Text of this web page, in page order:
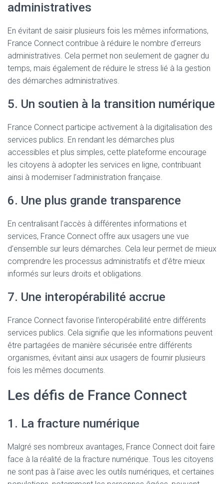
administratives
En évitant de saisir plusieurs fois les mêmes informations,
France Connect contribue à réduire le nombre d’erreurs
administratives. Cela permet non seulement de gagner du
temps, mais également de réduire le stress lié à la gestion
des démarches administratives.
5. Un soutien à la transition numérique
France Connect participe activement à la digitalisation des
services publics. En rendant les démarches plus
accessibles et plus simples, cette plateforme encourage
les citoyens à adopter les services en ligne, contribuant
ainsi à moderniser l’administration française.
6. Une plus grande transparence
En centralisant l’accès à différentes informations et
services, France Connect offre aux usagers une vue
d’ensemble sur leurs démarches. Cela leur permet de mieux
comprendre les processus administratifs et d’être mieux
informés sur leurs droits et obligations.
7. Une interopérabilité accrue
France Connect favorise l’interopérabilité entre différents
services publics. Cela signifie que les informations peuvent
être partagées de manière sécurisée entre différents
organismes, évitant ainsi aux usagers de fournir plusieurs
fois les mêmes documents.
Les défis de France Connect
1. La fracture numérique
Malgré ses nombreux avantages, France Connect doit faire
face à la réalité de la fracture numérique. Tous les citoyens
ne sont pas à l’aise avec les outils numériques, et certaines